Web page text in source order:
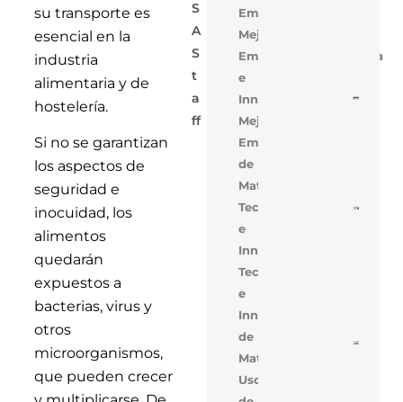
su transporte es
esencial en la
industria
alimentaria y de
hostelería.
Si no se garantizan
los aspectos de
seguridad e
inocuidad, los
alimentos
quedarán
expuestos a
bacterias, virus y
otros
microorganismos,
que pueden crecer
S
A
S
T
A
Ff
Empresarial
Mejora
Empresarial,Tecnologia
e
Innovacion
Mejora
Empresarial,Uso
de
Materiales
Tecnología
e
Innovación
Tecnologia
e
Innovacion,Uso
de
Materiales
Uso
De